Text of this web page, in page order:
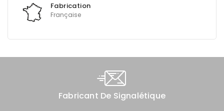
Fabrication
Française
Fabricant De Signalétique